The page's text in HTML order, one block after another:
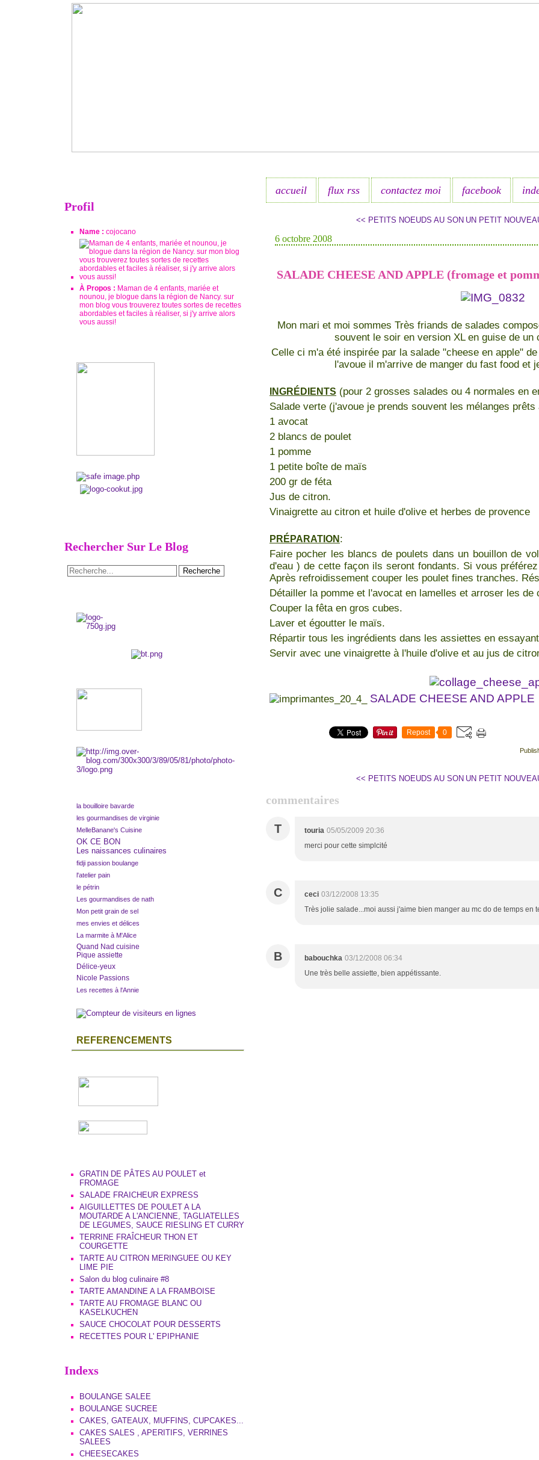
Profil
Name : cojocano
À Propos : Maman de 4 enfants, mariée et
nounou, je blogue dans la région de Nancy. sur
mon blog vous trouverez toutes sortes de recettes
abordables et faciles à réaliser, si j'y arrive alors
vous aussi!
Rechercher Sur Le Blog
la bouilloire bavarde
les gourmandises de virginie
MelleBanane's Cuisine
OK CE BON
Les naissances culinaires
fidji passion boulange
l'atelier pain
le pétrin
Les gourmandises de nath
Mon petit grain de sel
mes envies et délices
La marmite à M'Alice
Quand Nad cuisine
Pique assiette
Délice-yeux
Nicole Passions
Les recettes à l'Annie
REFERENCEMENTS
GRATIN DE PÂTES AU POULET et
FROMAGE
SALADE FRAICHEUR EXPRESS
AIGUILLETTES DE POULET A LA
MOUTARDE A L'ANCIENNE, TAGLIATELLES
DE LEGUMES, SAUCE RIESLING ET CURRY
TERRINE FRAÎCHEUR THON ET
COURGETTE
TARTE AU CITRON MERINGUEE OU KEY
LIME PIE
Salon du blog culinaire #8
TARTE AMANDINE A LA FRAMBOISE
TARTE AU FROMAGE BLANC OU
KASELKUCHEN
SAUCE CHOCOLAT POUR DESSERTS
RECETTES POUR L' EPIPHANIE
Indexs
BOULANGE SALEE
BOULANGE SUCREE
CAKES, GATEAUX, MUFFINS, CUPCAKES...
CAKES SALES , APERITIFS, VERRINES
SALEES
CHEESECAKES
accueil flux rss contactez moi facebook
<< PETITS NOEUDS AU SON UN PETIT
6 octobre 2008
SALADE CHEESE AND APPLE (fromage et
Mon mari et moi sommes Très friands de salades
souvent le soir en version XL en guise de un
Celle ci m'a été inspirée par la salade "cheese en apple"
l'avoue il m'arrive de manger du fast food et
INGRÉDIENTS (pour 2 grosses salades ou 4 normales en
Salade verte (j'avoue je prends souvent les mélanges
1 avocat
2 blancs de poulet
1 pomme
1 petite boîte de maïs
200 gr de féta
Jus de citron.
Vinaigrette au citron et huile d'olive et herbes de provence
PRÉPARATION :
Faire pocher les blancs de poulets dans un bouillon de
d'eau ) de cette façon ils seront fondants. Si vous
Après refroidissement couper les poulet fines tranches.
Détailler la pomme et l'avocat en lamelles et arroser les
Couper la fêta en gros cubes.
Laver et égoutter le maïs.
Répartir tous les ingrédients dans les assiettes en
Servir avec une vinaigrette à l'huile d'olive et au jus de
SALADE CHEESE AND APPLE
Repost 0
<< PETITS NOEUDS AU SON UN PETIT
commentaires
T touria 05/05/2009 20:36
merci pour cette simplcité
C ceci 03/12/2008 13:35
Très jolie salade...moi aussi j'aime bien manger au mc do de temps en
B babouchka 03/12/2008 06:34
Une très belle assiette, bien appétissante.